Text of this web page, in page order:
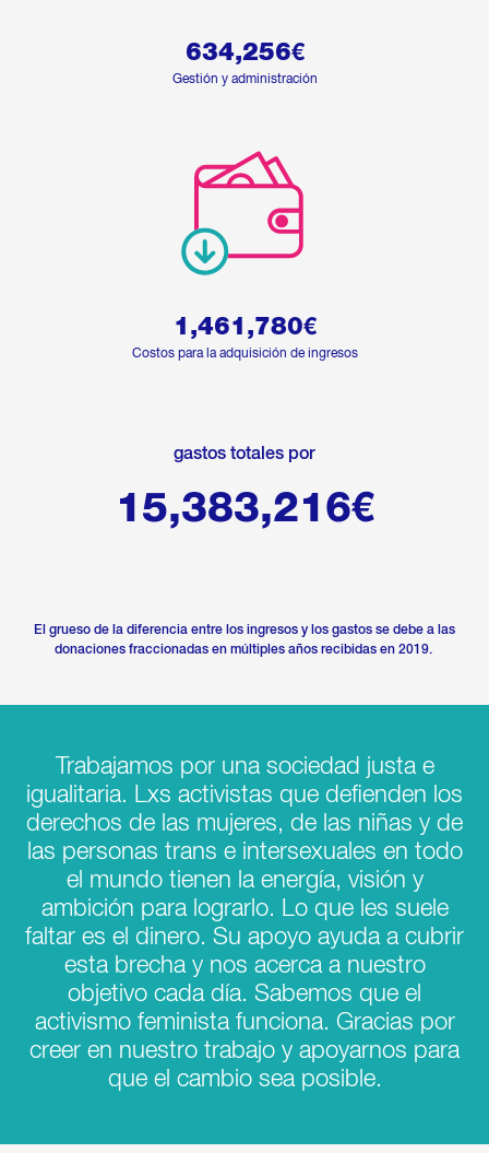
634,256€
Gestión y administración
1,461,780€
Costos para la adquisición de ingresos
gastos totales por
15,383,216€
El grueso de la diferencia entre los ingresos y los gastos se debe a las
donaciones fraccionadas en múltiples años recibidas en 2019.
Trabajamos por una sociedad justa e
igualitaria. Lxs activistas que defienden los
derechos de las mujeres, de las niñas y de
las personas trans e intersexuales en todo
el mundo tienen la energía, visión y
ambición para lograrlo. Lo que les suele
faltar es el dinero. Su apoyo ayuda a cubrir
esta brecha y nos acerca a nuestro
objetivo cada día. Sabemos que el
activismo feminista funciona. Gracias por
creer en nuestro trabajo y apoyarnos para
que el cambio sea posible.